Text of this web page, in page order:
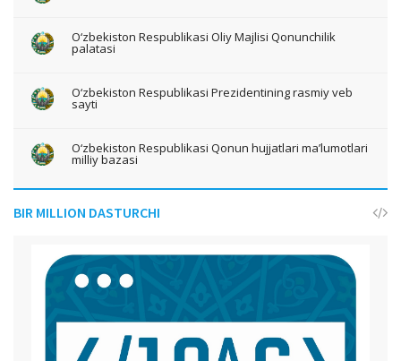
O‘zbekiston Respublikasi Oliy Majlisi Qonunchilik
palatasi
O‘zbekiston Respublikasi Prezidentining rasmiy veb
sayti
O‘zbekiston Respublikasi Qonun hujjatlari ma’lumotlari
milliy bazasi
BIR MILLION DASTURCHI